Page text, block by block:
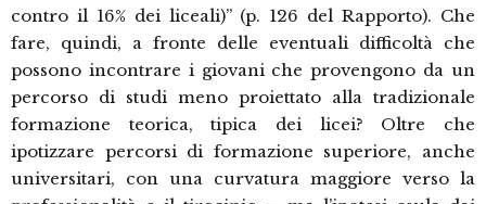
contro il 16% dei liceali)” (p. 126 del Rapporto). Che
fare, quindi, a fronte delle eventuali difficoltà che
possono incontrare i giovani che provengono da un
percorso di studi meno proiettato alla tradizionale
formazione teorica, tipica dei licei? Oltre che
ipotizzare percorsi di formazione superiore, anche
universitari, con una curvatura maggiore verso la